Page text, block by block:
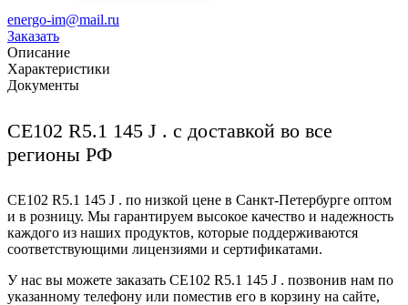
energo-im@mail.ru
Заказать
Описание
Характеристики
Документы
CE102 R5.1 145 J . с доставкой во все
регионы РФ
CE102 R5.1 145 J . по низкой цене в Санкт-Петербурге оптом
и в розницу. Мы гарантируем высокое качество и надежность
каждого из наших продуктов, которые поддерживаются
соответствующими лицензиями и сертификатами.
У нас вы можете заказать CE102 R5.1 145 J . позвонив нам по
указанному телефону или поместив его в корзину на сайте,